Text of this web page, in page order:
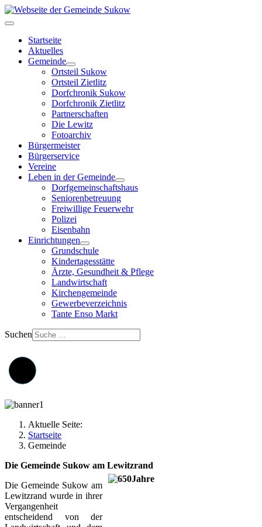
Startseite
Aktuelles
Gemeinde
Ortsteil Sukow
Ortsteil Zietlitz
Dorfchronik Sukow
Dorfchronik Zietlitz
Partnerschaften
Die Lewitz
Fotoarchiv
Bürgermeister
Bürgerservice
Vereine
Leben in der Gemeinde
Dorfgemeinschaftshaus
Seniorenbetreuung
Freiwillige Feuerwehr
Polizei
Eisenbahn
Einrichtungen
Grundschule
Kindertagesstätte
Ärzte, Gesundheit & Pflege
Landwirtschaft
Kirchengemeinde
Gewerbeverzeichnis
Tante Enso Markt
Suchen
Aktuelle Seite:
Startseite
Gemeinde
Die Gemeinde Sukow am Lewitzrand
Die Gemeinde Sukow am
Lewitzrand wurde in ihrer
Vergangenheit
entscheidend von der